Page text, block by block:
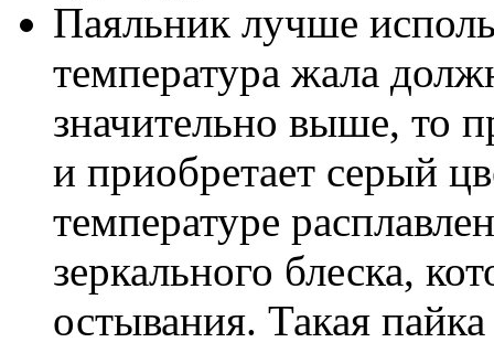
Паяльник лучше
температура жала
значительно выше, то
и приобретает серый
температуре
зеркального блеска,
остывания. Такая